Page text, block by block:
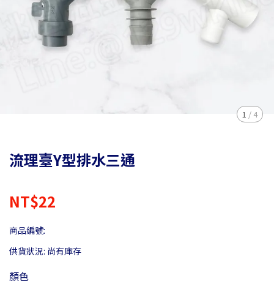
1 / 4
流理臺Y型排水三通
NT$22
商品編號:
供貨狀況: 尚有庫存
顏色